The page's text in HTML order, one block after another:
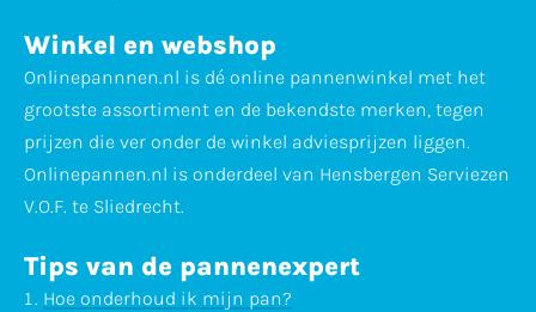
Winkel en webshop
Onlinepannnen.nl is dé online pannenwinkel met het
grootste assortiment en de bekendste merken, tegen
prijzen die ver onder de winkel adviesprijzen liggen.
Onlinepannen.nl is onderdeel van Hensbergen Serviezen
V.O.F. te Sliedrecht.
Tips van de pannenexpert
Hoe onderhoud ik mijn pan?